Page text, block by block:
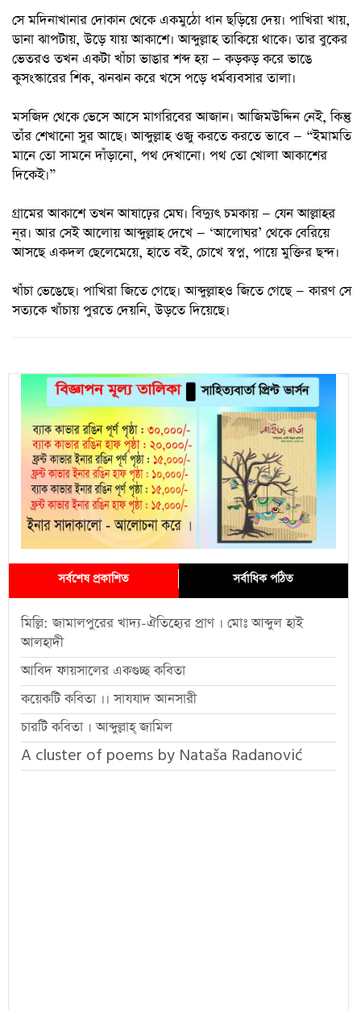
সে মদিনাখানার দোকান থেকে একমুঠো ধান ছড়িয়ে দেয়। পাখিরা খায়,
ডানা ঝাপটায়, উড়ে যায় আকাশে। আব্দুল্লাহ তাকিয়ে থাকে। তার বুকের
ভেতরও তখন একটা খাঁচা ভাঙার শব্দ হয় — কড়কড় করে ভাঙে
কুসংস্কারের শিক, ঝনঝন করে খসে পড়ে ধর্মব্যবসার তালা।
মসজিদ থেকে ভেসে আসে মাগরিবের আজান। আজিমউদ্দিন নেই, কিন্তু
তাঁর শেখানো সুর আছে। আব্দুল্লাহ ওজু করতে করতে ভাবে — “ইমামতি
মানে তো সামনে দাঁড়ানো, পথ দেখানো। পথ তো খোলা আকাশের
দিকেই।”
গ্রামের আকাশে তখন আষাঢ়ের মেঘ। বিদ্যুৎ চমকায় — যেন আল্লাহর
নূর। আর সেই আলোয় আব্দুল্লাহ দেখে — ‘আলোঘর’ থেকে বেরিয়ে
আসছে একদল ছেলেমেয়ে, হাতে বই, চোখে স্বপ্ন, পায়ে মুক্তির ছন্দ।
খাঁচা ভেঙেছে। পাখিরা জিতে গেছে। আব্দুল্লাহও জিতে গেছে — কারণ সে
সত্যকে খাঁচায় পুরতে দেয়নি, উড়তে দিয়েছে।
সর্বশেষ প্রকাশিত সর্বাধিক পঠিত
মিল্লি: জামালপুরের খাদ্য-ঐতিহ্যের প্রাণ । মোঃ আব্দুল হাই
আলহাদী
আবিদ ফায়সালের একগুচ্ছ কবিতা
কয়েকটি কবিতা ।। সাযযাদ আনসারী
চারটি কবিতা । আব্দুল্লাহ্ জামিল
A cluster of poems by Nataša Radanović